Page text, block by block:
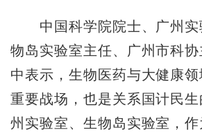
中国科学院院士、广州实
物岛实验室主任、广州市科
中表示，生物医药与大健康
重要战场，也是关系国计民
州实验室、生物岛实验室，